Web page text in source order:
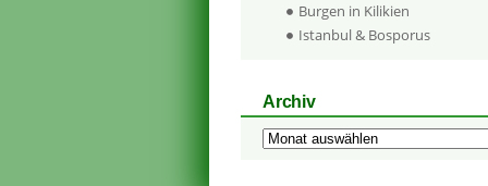
Burgen in Kilikien
Istanbul & Bosporus
Archiv
Archiv